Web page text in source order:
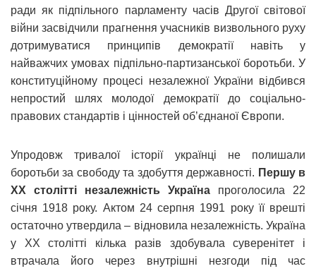
ради як підпільного парламенту часів Другої світової
війни засвідчили прагнення учасників визвольного руху
дотримуватися принципів демократії навіть у
найважчих умовах підпільно-партизанської боротьби. У
конституційному процесі незалежної України відбився
непростий шлях молодої демократії до соціально-
правових стандартів і цінностей об’єднаної Європи.
Упродовж тривалої історії українці не полишали
боротьби за свободу та здобуття державності. Першу в
ХХ столітті незалежність Україна проголосила 22
січня 1918 року. Актом 24 серпня 1991 року її врешті
остаточно утвердила – відновила незалежність. Україна
у ХХ столітті кілька разів здобувала суверенітет і
втрачала його через внутрішні незгоди під час